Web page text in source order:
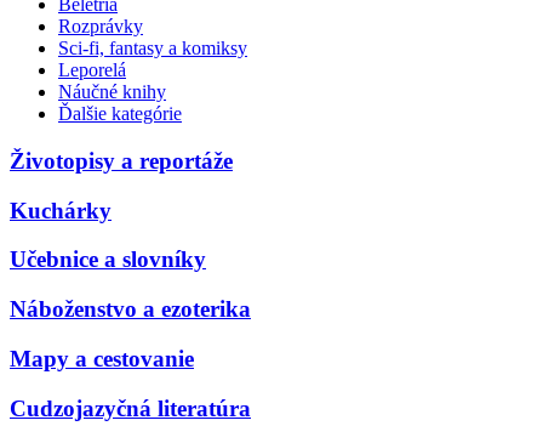
Beletria
Rozprávky
Sci-fi, fantasy a komiksy
Leporelá
Náučné knihy
Ďalšie kategórie
Životopisy a reportáže
Kuchárky
Učebnice a slovníky
Náboženstvo a ezoterika
Mapy a cestovanie
Cudzojazyčná literatúra